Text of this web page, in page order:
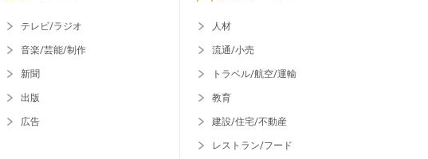
テレビ/ラジオ
音楽/芸能/制作
新聞
出版
広告
人材
流通/小売
トラベル/航空/運輸
教育
建設/住宅/不動産
レストラン/フード